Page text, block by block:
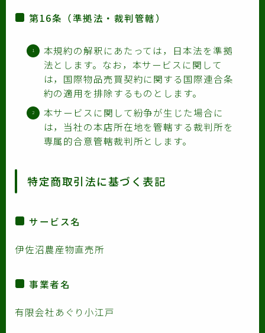
第16条（準拠法・裁判管轄）
本規約の解釈にあたっては，日本法を準拠
法とします。なお，本サービスに関して
は，国際物品売買契約に関する国際連合条
約の適用を排除するものとします。
本サービスに関して紛争が生じた場合に
は，当社の本店所在地を管轄する裁判所を
専属的合意管轄裁判所とします。
特定商取引法に基づく表記
サービス名
伊佐沼農産物直売所
事業者名
有限会社あぐり小江戸